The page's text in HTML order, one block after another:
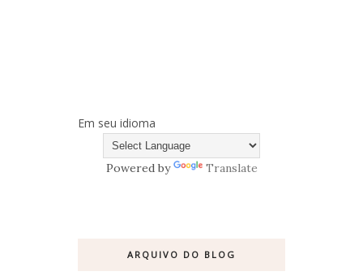
Em seu idioma
Powered by Translate
ARQUIVO DO BLOG